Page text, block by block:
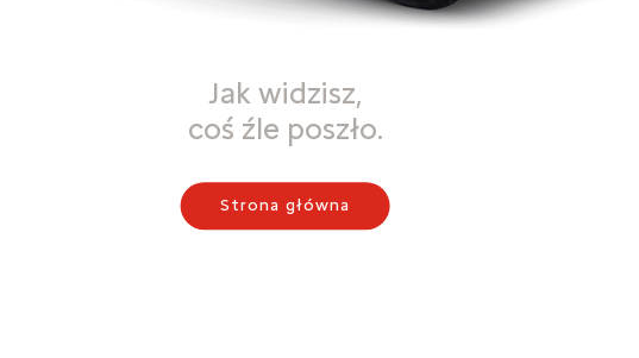
Jak widzisz,
coś źle poszło.
Strona główna